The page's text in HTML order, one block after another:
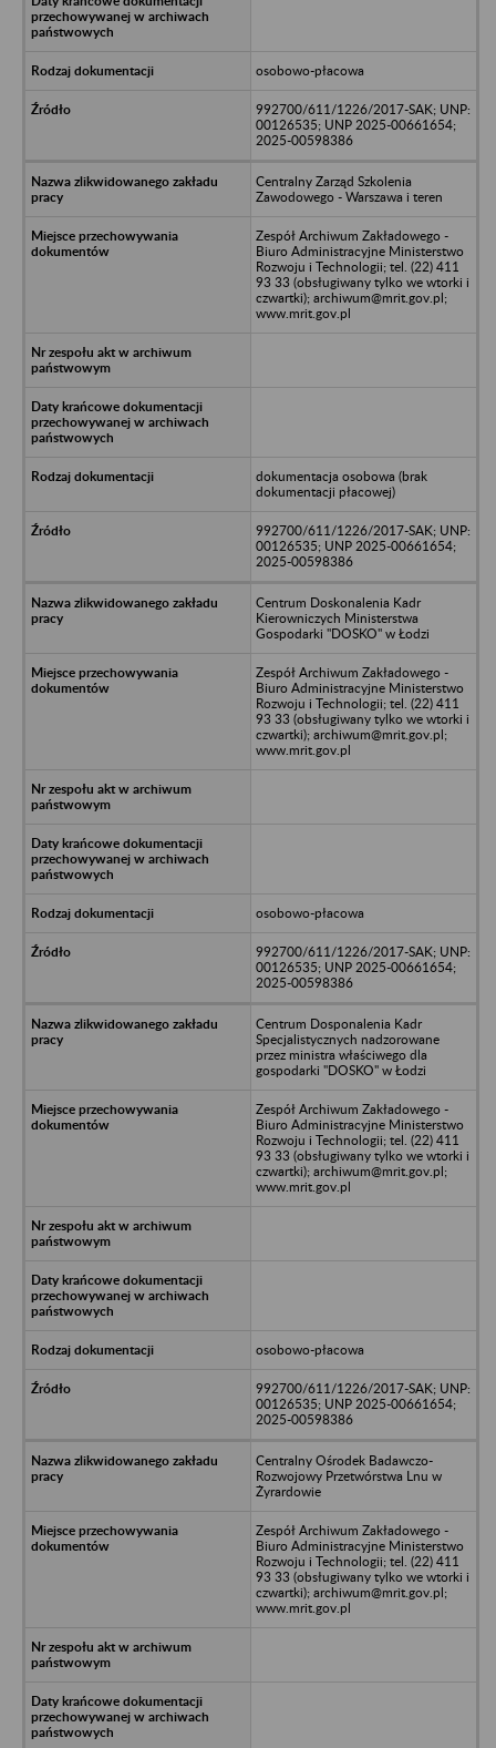
osobowo-płacowa
992700/611/1226/2017-SAK; UNP:
00126535; UNP 2025-00661654;
2025-00598386
Centralny Zarząd Szkolenia
Zawodowego - Warszawa i teren
Zespół Archiwum Zakładowego -
Biuro Administracyjne Ministerstwo
Rozwoju i Technologii; tel. (22) 411
93 33 (obsługiwany tylko we wtorki i
czwartki); archiwum@mrit.gov.pl;
www.mrit.gov.pl
dokumentacja osobowa (brak
dokumentacji płacowej)
992700/611/1226/2017-SAK; UNP:
00126535; UNP 2025-00661654;
2025-00598386
Centrum Doskonalenia Kadr
Kierowniczych Ministerstwa
Gospodarki "DOSKO" w Łodzi
Zespół Archiwum Zakładowego -
Biuro Administracyjne Ministerstwo
Rozwoju i Technologii; tel. (22) 411
93 33 (obsługiwany tylko we wtorki i
czwartki); archiwum@mrit.gov.pl;
www.mrit.gov.pl
osobowo-płacowa
992700/611/1226/2017-SAK; UNP:
00126535; UNP 2025-00661654;
2025-00598386
Centrum Dosponalenia Kadr
Specjalistycznych nadzorowane
przez ministra właściwego dla
gospodarki "DOSKO" w Łodzi
Zespół Archiwum Zakładowego -
Biuro Administracyjne Ministerstwo
Rozwoju i Technologii; tel. (22) 411
93 33 (obsługiwany tylko we wtorki i
czwartki); archiwum@mrit.gov.pl;
www.mrit.gov.pl
osobowo-płacowa
992700/611/1226/2017-SAK; UNP:
00126535; UNP 2025-00661654;
2025-00598386
Centralny Ośrodek Badawczo-
Rozwojowy Przetwórstwa Lnu w
Żyrardowie
Zespół Archiwum Zakładowego -
Biuro Administracyjne Ministerstwo
Rozwoju i Technologii; tel. (22) 411
93 33 (obsługiwany tylko we wtorki i
czwartki); archiwum@mrit.gov.pl;
www.mrit.gov.pl